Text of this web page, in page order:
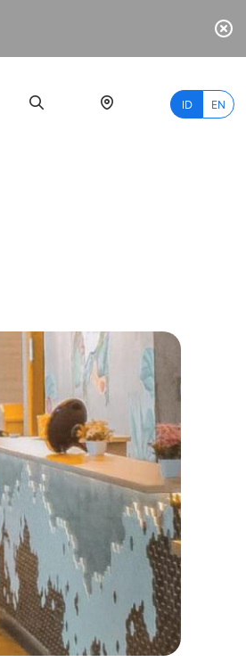
ID EN